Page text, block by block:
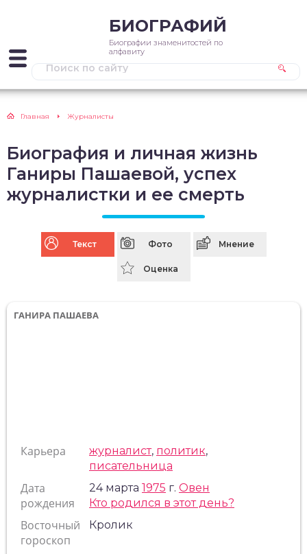
БИОГРАФИЙ
Биографии знаменитостей по
алфавиту
Главная Журналисты
Биография и личная жизнь
Ганиры Пашаевой, успех
журналистки и ее смерть
Текст Фото Мнение
Оценка
ГАНИРА ПАШАЕВА
Карьера журналист, политик,
писательница
Дата
рождения
24 марта 1975 г. Овен
Кто родился в этот день?
Восточный
гороскоп
Кролик